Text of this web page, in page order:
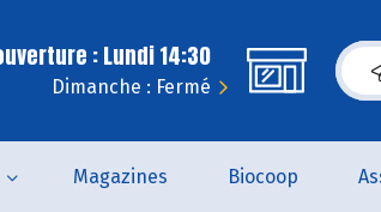
: Lundi 14:30
Dimanche : Fermé
Magazines Biocoop